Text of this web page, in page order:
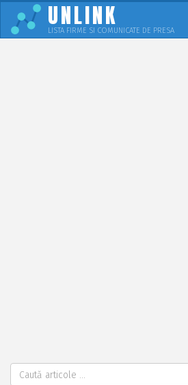
UNLINK
LISTA FIRME SI COMUNICATE DE PRESA